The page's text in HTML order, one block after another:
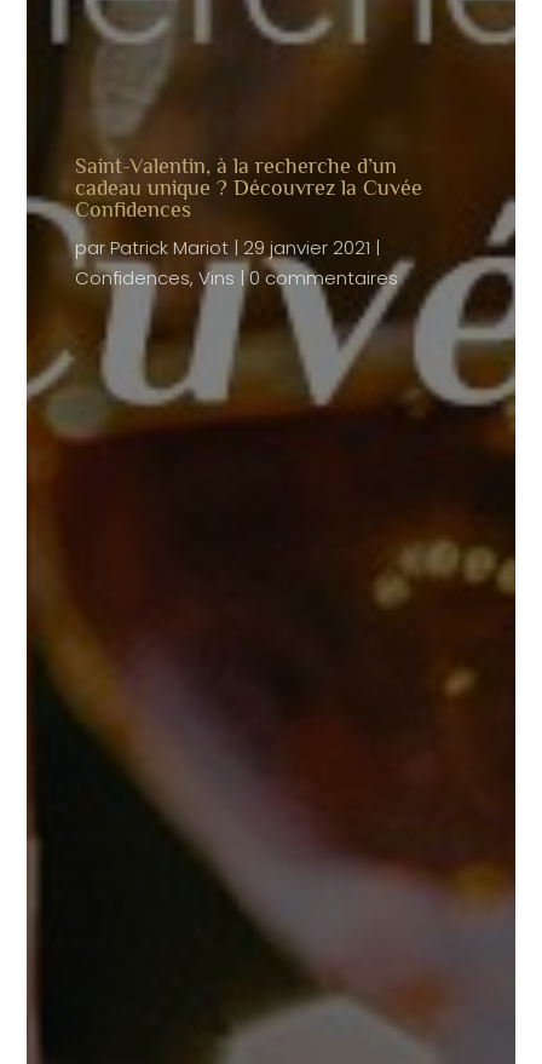
Saint-Valentin, à la recherche d’un
cadeau unique ? Découvrez la Cuvée
Confidences
parPatrick Mariot |29 janvier 2021 |
Confidences,Vins |0 commentaires